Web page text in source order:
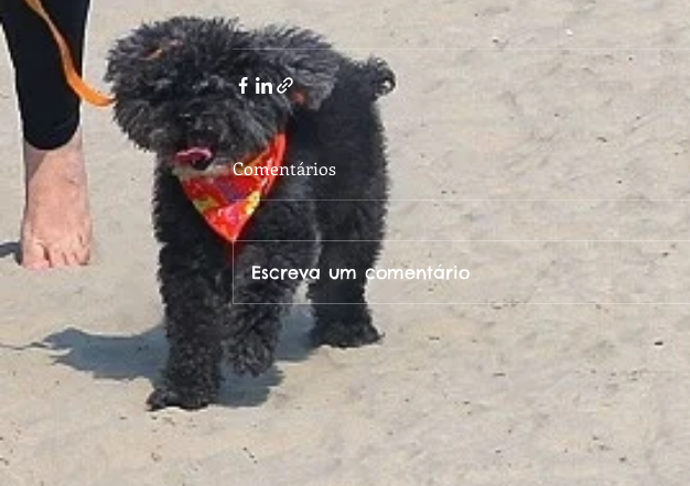
Comentários
Escreva um comentário